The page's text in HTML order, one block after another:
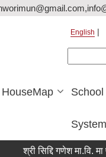
English
HouseMap
System
श्री सिद्दि गणेश मा.वि. मा